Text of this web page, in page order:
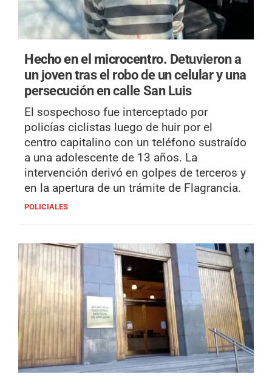
Hecho en el microcentro. Detuvieron a
un joven tras el robo de un celular y una
persecución en calle San Luis
El sospechoso fue interceptado por
policías ciclistas luego de huir por el
centro capitalino con un teléfono sustraído
a una adolescente de 13 años. La
intervención derivó en golpes de terceros y
en la apertura de un trámite de Flagrancia.
POLICIALES